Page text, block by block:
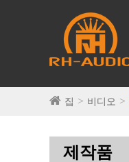
집 비디오
제작품